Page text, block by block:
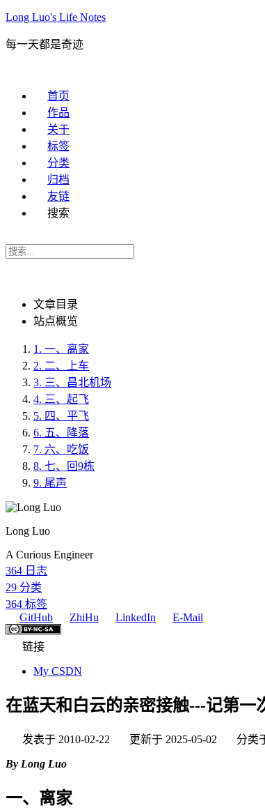
Long Luo's Life Notes
每一天都是奇迹
首页
作品
关于
标签
分类
归档
友链
搜索
文章目录
站点概览
1. 一、离家
2. 二、上车
3. 三、昌北机场
4. 三、起飞
5. 四、平飞
6. 五、降落
7. 六、吃饭
8. 七、回9栋
9. 尾声
Long Luo
A Curious Engineer
364 日志
29 分类
364 标签
GitHub
ZhiHu LinkedIn E-Mail
链接
My CSDN
在蓝天和白云的亲密接触---记第一
发表于 2010-02-22 更新于 2025-05-02 分类
By Long Luo
一、离家